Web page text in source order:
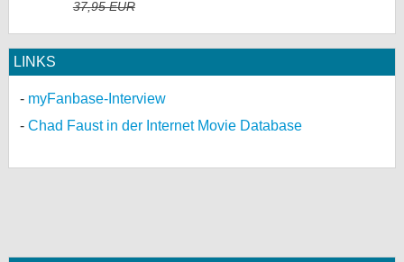
37,95 EUR
LINKS
myFanbase-Interview
Chad Faust in der Internet Movie Database